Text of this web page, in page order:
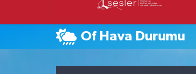
Of Hava Durumu
Son Dakika Haberleri
Haber Arşivi